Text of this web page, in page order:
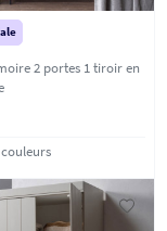
2 portes 1 tiroir en